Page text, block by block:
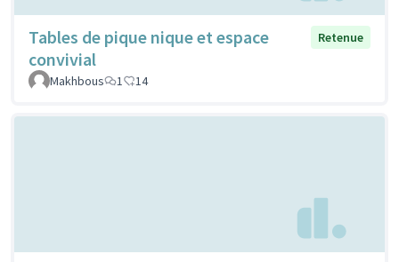
Tables de pique nique et espace
convivial
Retenue
Makhbous 1 14